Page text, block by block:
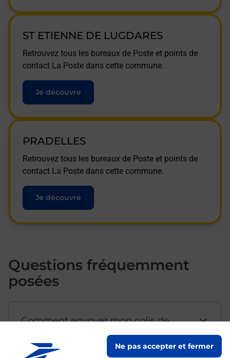
Ne pas accepter et fermer
ST ETIENNE DE LUGDARES
Retrouvez tous les bureaux de Poste et points de
contact La Poste dans cette commune.
Je découvre
PRADELLES
Retrouvez tous les bureaux de Poste et points de
contact La Poste dans cette commune.
Je découvre
Questions fréquemment
posées
Comment envoyer mon colis de